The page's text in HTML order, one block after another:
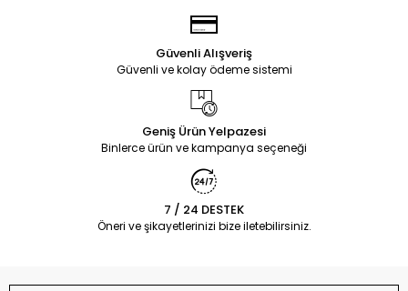
Güvenli Alışveriş
Güvenli ve kolay ödeme sistemi
Geniş Ürün Yelpazesi
Binlerce ürün ve kampanya seçeneği
7 / 24 DESTEK
Öneri ve şikayetlerinizi bize iletebilirsiniz.